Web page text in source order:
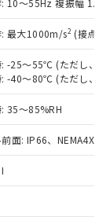
: 10～55Hz 複振幅
: 最大1000m/s2 (接点
-25～55℃ (ただし、氷
-40～80℃ (ただし、氷
35～85%RH
面: IP66、NEMA4X,
はお客
当のオ
売員に
販売拠
ご確認
当社の
たは開
成サー
I-Web
要が
に対する
超える意
予定
タル酸ジ
ベンジ
害物
響を
へお問
されな
サイ
その他
に一切
売する
容を当
社は、
者が違
は、取
あり
につ
、ま
制御
ご確
況の